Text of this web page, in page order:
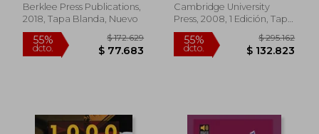
Berklee Press Publications,
2018, Tapa Blanda, Nuevo
Cambridge University
Press, 2008, 1 Edición, Tapa
Blanda, Nuevo